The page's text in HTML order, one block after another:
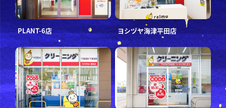
PLANT-6店 ヨシヅヤ海津平田店